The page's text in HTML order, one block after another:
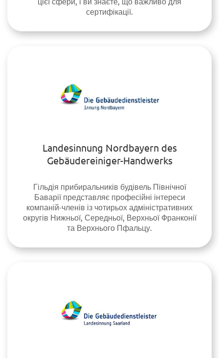
сертифікації.
Landesinnung Nordbayern des
Gebäudereiniger-Handwerks
Гільдія прибиральників будівель Північної
Баварії представляє професійні інтереси
компаній-членів із чотирьох адміністративних
округів Нижньої, Середньої, Верхньої Франконії
та Верхнього Пфальцу.